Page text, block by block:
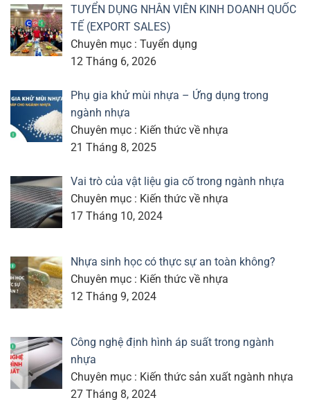
TUYỂN DỤNG NHÂN VIÊN KINH DOANH QUỐC
TẾ (EXPORT SALES)
Chuyên mục : Tuyển dụng
12 Tháng 6, 2026
Phụ gia khử mùi nhựa – Ứng dụng trong
ngành nhựa
Chuyên mục : Kiến thức về nhựa
21 Tháng 8, 2025
Vai trò của vật liệu gia cố trong ngành nhựa
Chuyên mục : Kiến thức về nhựa
17 Tháng 10, 2024
Nhựa sinh học có thực sự an toàn không?
Chuyên mục : Kiến thức về nhựa
12 Tháng 9, 2024
Công nghệ định hình áp suất trong ngành
nhựa
Chuyên mục : Kiến thức sản xuất ngành nhựa
27 Tháng 8, 2024